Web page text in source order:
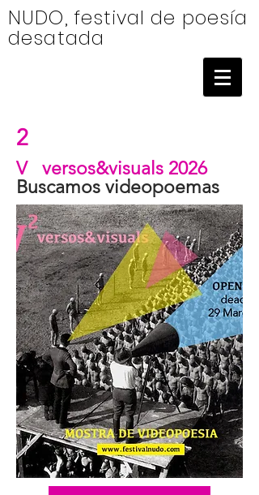
NUDO, festival de poesía
desatada
2
V versos&visuals 2026
Buscamos videopoemas